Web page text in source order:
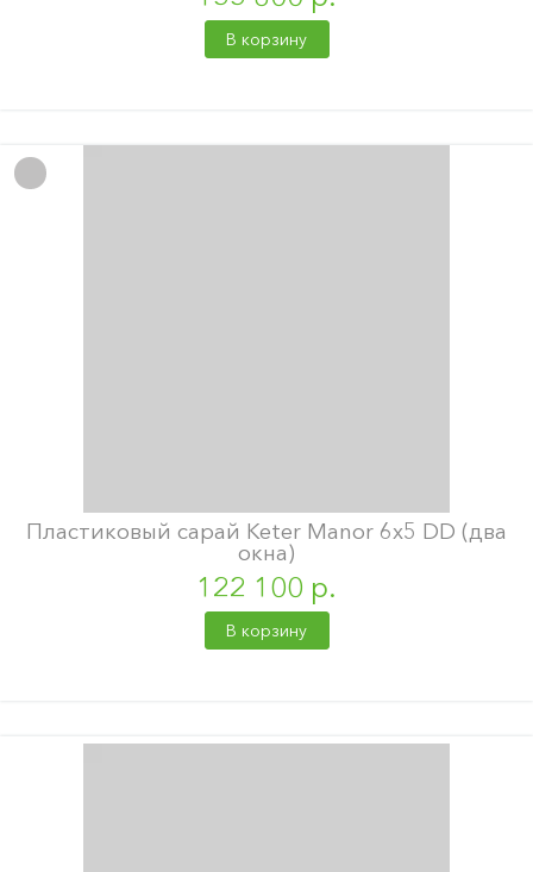
В корзину
Пластиковый сарай Keter Manor 6x5 DD (два
окна)
122 100 р.
В корзину